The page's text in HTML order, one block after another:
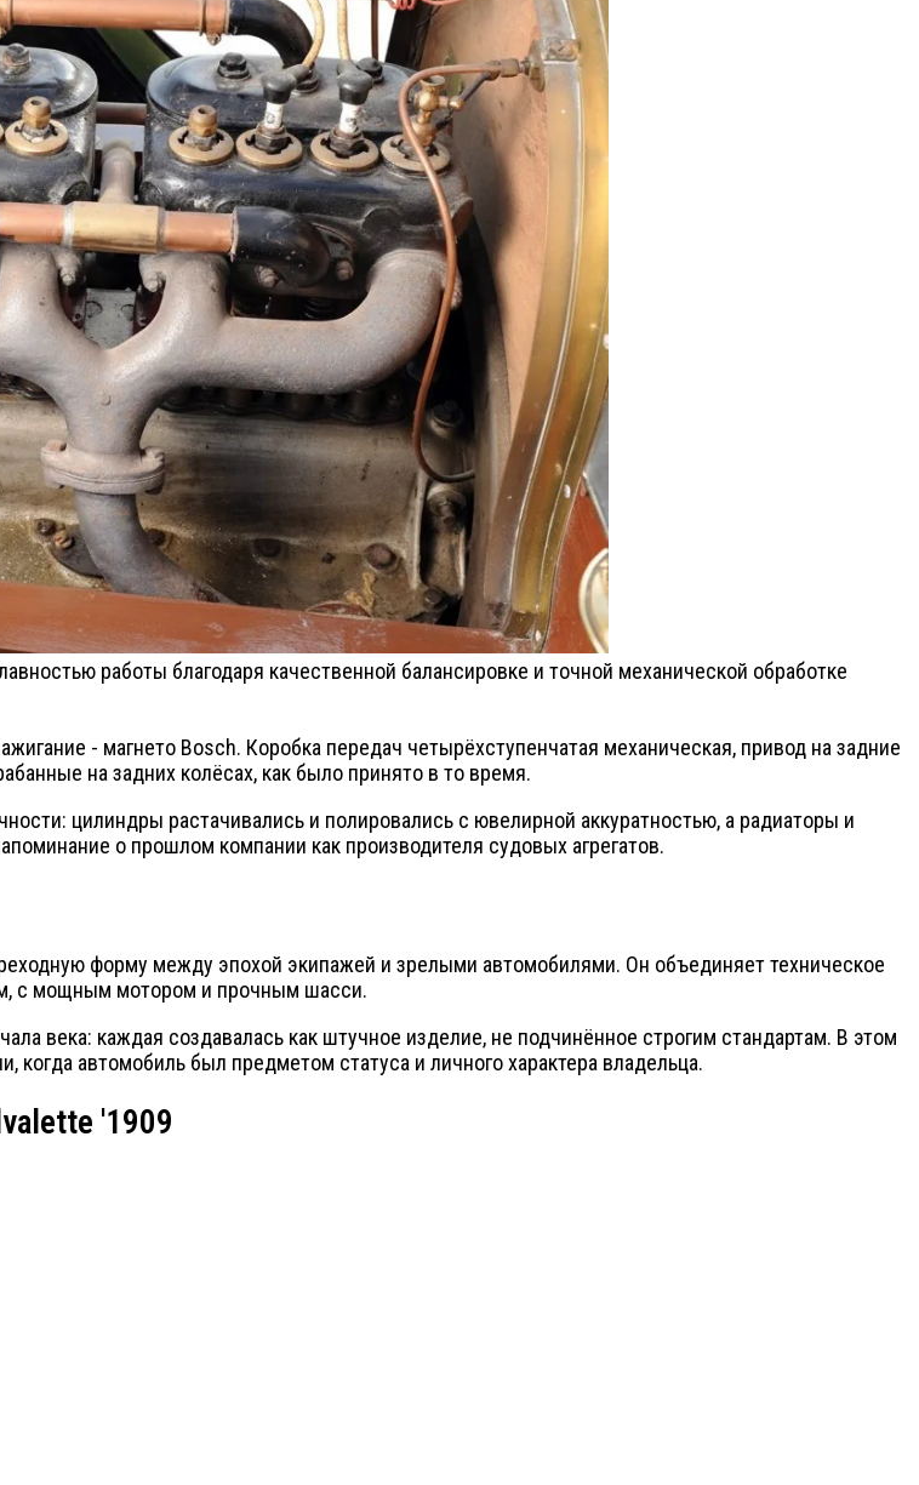
работы благодаря качественной балансировке и точной механической обработке
- магнето Bosch. Коробка передач четырёхступенчатая механическая, привод на задние
на задних колёсах, как было принято в то время.
цилиндры растачивались и полировались с ювелирной аккуратностью, а радиаторы и
о прошлом компании как производителя судовых агрегатов.
форму между эпохой экипажей и зрелыми автомобилями. Он объединяет техническое
с мощным мотором и прочным шасси.
века: каждая создавалась как штучное изделие, не подчинённое строгим стандартам. В этом
автомобиль был предметом статуса и личного характера владельца.
'1909